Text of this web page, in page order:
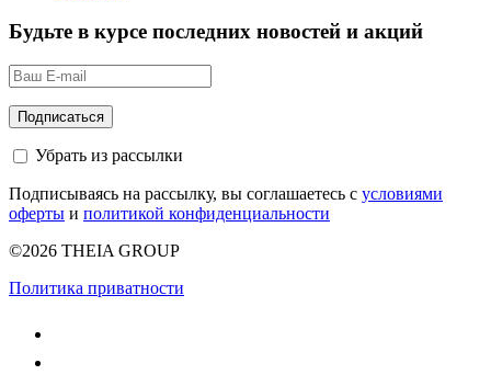
Будьте в курсе последних новостей и акций
Убрать из рассылки
Подписываясь на рассылку, вы соглашаетесь с условиями
оферты и политикой конфиденциальности
©2026 THEIA GROUP
Политика приватности